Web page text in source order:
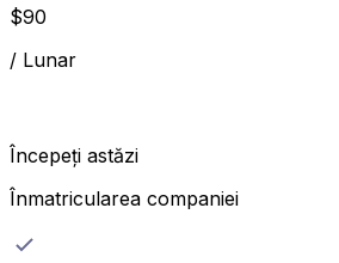
$90
/ Lunar
Începeți astăzi
Înmatricularea companiei